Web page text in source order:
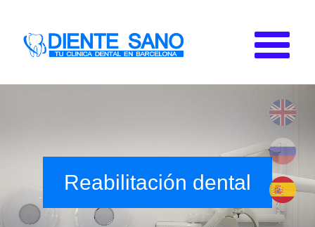
Reabilitación dental